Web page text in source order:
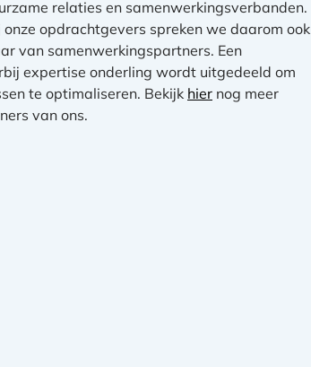
relaties en samenwerkingsverbanden.
opdrachtgevers spreken we daarom ook
van samenwerkingspartners. Een
expertise onderling wordt uitgedeeld om
te optimaliseren. Bekijk hier nog meer
van ons.